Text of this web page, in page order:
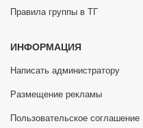
Правила группы в ТГ
ИНФОРМАЦИЯ
Написать администратору
Размещение рекламы
Пользовательское соглашение